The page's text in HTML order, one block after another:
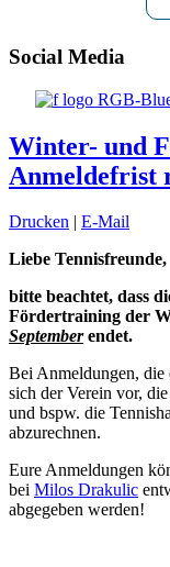
Social Media
Winter- und
Anmeldefrist
Drucken
E-Mail
Liebe Tennisfreunde,
bitte beachtet, dass
Fördertraining der
Septemberendet.
Bei Anmeldungen, die
sich der Verein vor,
und bspw. die
abzurechnen.
Eure Anmeldungen
bei Milos Drakulic
abgegeben werden!